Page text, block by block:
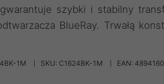
szybki i stabilny
BlueRay. Trwałą
1M SKU: C1624BK-1M EAN: